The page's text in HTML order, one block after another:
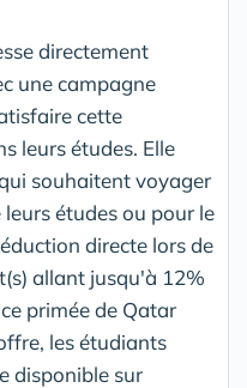
directement
une campagne
cette
leurs études. Elle
souhaitent voyager
études ou pour le
directe lors de
allant jusqu'à 12%
primée de Qatar
les étudiants
disponible sur